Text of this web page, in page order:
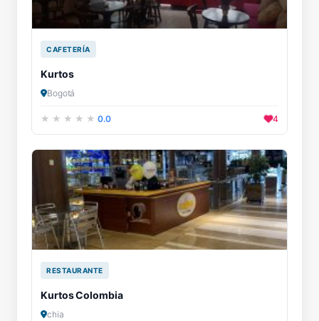
CAFETERÍA
Kurtos
Bogotá
0.0 4
RESTAURANTE
Kurtos Colombia
chia